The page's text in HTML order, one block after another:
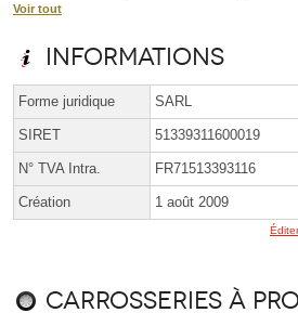
Voir tout
Informations
Forme juridique SARL
SIRET 51339311600019
N° TVA Intra. FR71513393116
Création 1 août 2009
Carrosseries à